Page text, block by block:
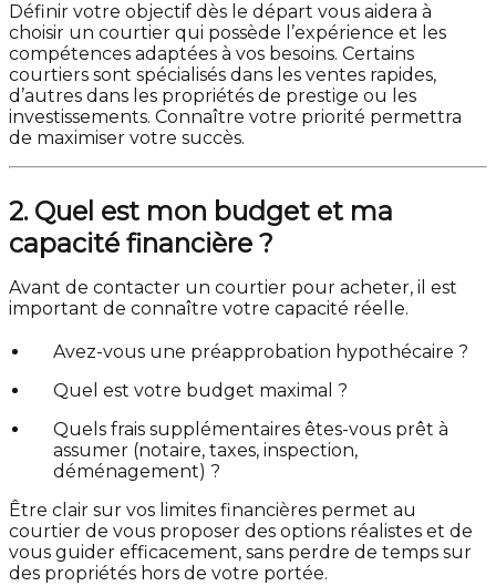
Définir votre objectif dès le départ vous aidera à
choisir un courtier qui possède l’expérience et les
compétences adaptées à vos besoins. Certains
courtiers sont spécialisés dans les ventes rapides,
d’autres dans les propriétés de prestige ou les
investissements. Connaître votre priorité permettra
de maximiser votre succès.
2. Quel est mon budget et ma
capacité financière ?
Avant de contacter un courtier pour acheter, il est
important de connaître votre capacité réelle.
Avez-vous une préapprobation hypothécaire ?
Quel est votre budget maximal ?
Quels frais supplémentaires êtes-vous prêt à
assumer (notaire, taxes, inspection,
déménagement) ?
Être clair sur vos limites financières permet au
courtier de vous proposer des options réalistes et de
vous guider efficacement, sans perdre de temps sur
des propriétés hors de votre portée.